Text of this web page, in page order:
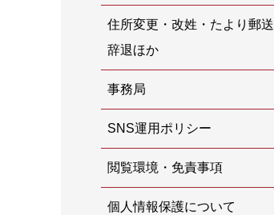
住所変更・改姓・たより郵送
辞退ほか
事務局
SNS運用ポリシー
閲覧環境・免責事項
個人情報保護について